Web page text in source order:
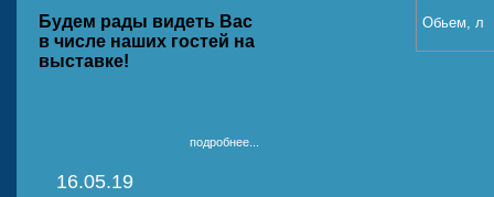
Будем рады видеть Вас
в числе наших гостей на
выставке!
подробнее...
16.05.19
Обьем, л